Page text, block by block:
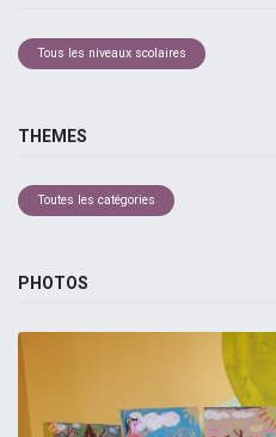
Tous les niveaux scolaires
THEMES
Toutes les catégories
PHOTOS